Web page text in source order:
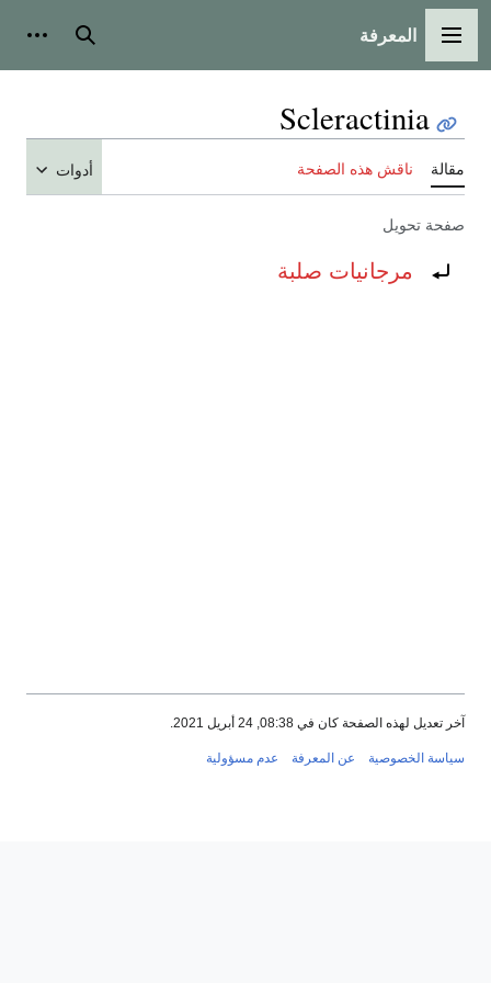
القائمة الرئيسية
المعرفة بحث
Scleractinia
مقالة ناقش هذه الصفحة أدوات
صفحة تحويل
تحويل إلى:مرجانيات صلبة
آخر تعديل لهذه الصفحة كان في 08:38, 24 أبريل 2021.
سياسة الخصوصية عن المعرفة عدم مسؤولية